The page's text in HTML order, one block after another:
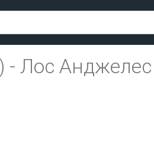
- Лос Анджелес